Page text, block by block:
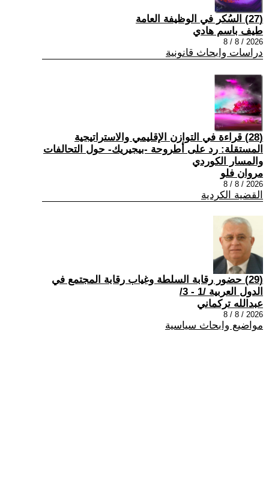
(27) السُكر في الوظيفة العامة
طيف باسم هادي
2026 / 8 / 8
دراسات وابحاث قانونية
(28) قراءة في التوازن الإقليمي والاستراتيجية
المستقلة: رد على أطروحة -بيجيريك- حول التحالفات
والمسار الكوردي
مروان فلو
2026 / 8 / 8
القضية الكردية
(29) حضور رقابة السلطة وغياب رقابة المجتمع في
الدول العربية /1 - 3/
عبدالله تركماني
2026 / 8 / 8
مواضيع وابحاث سياسية